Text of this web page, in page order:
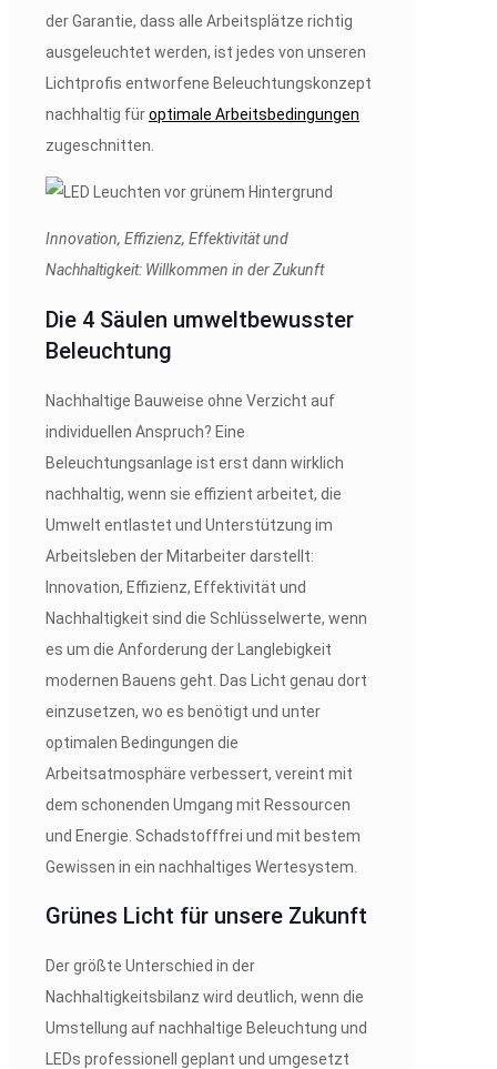
der Garantie, dass alle Arbeitsplätze richtig
ausgeleuchtet werden, ist jedes von unseren
Lichtprofis entworfene Beleuchtungskonzept
nachhaltig füroptimale Arbeitsbedingungen
zugeschnitten.
Innovation, Effizienz, Effektivität und
Nachhaltigkeit: Willkommen in der Zukunft
Die 4 Säulen umweltbewusster
Beleuchtung
Nachhaltige Bauweise ohne Verzicht auf
individuellen Anspruch? Eine
Beleuchtungsanlage ist erst dann wirklich
nachhaltig, wenn sie effizient arbeitet, die
Umwelt entlastet und Unterstützung im
Arbeitsleben der Mitarbeiter darstellt:
Innovation, Effizienz, Effektivität und
Nachhaltigkeit sind die Schlüsselwerte, wenn
es um die Anforderung der Langlebigkeit
modernen Bauens geht. Das Licht genau dort
einzusetzen, wo es benötigt und unter
optimalen Bedingungen die
Arbeitsatmosphäre verbessert, vereint mit
dem schonenden Umgang mit Ressourcen
und Energie. Schadstofffrei und mit bestem
Gewissen in ein nachhaltiges Wertesystem.
Grünes Licht für unsere Zukunft
Der größte Unterschied in der
Nachhaltigkeitsbilanz wird deutlich, wenn die
Umstellung auf nachhaltige Beleuchtung und
LEDs professionell geplant und umgesetzt